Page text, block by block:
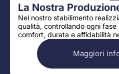
La Nostra
Nel nostro stabilimento
qualità, controllando ogni
comfort, durata e affidabilità
Maggiori